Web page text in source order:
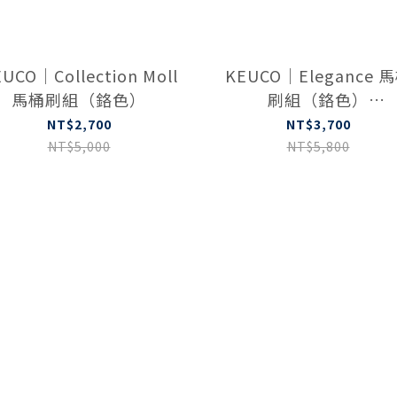
｜Collection Moll
馬桶刷組（鉻色）
NT$2,700
NT$5,000
KEUCO｜Elegance
刷組（鉻色）
11669019000
NT$3,700
NT$5,800